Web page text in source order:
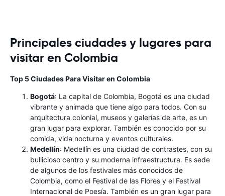
Principales ciudades y lugares para
visitar en Colombia
Top 5 Ciudades Para Visitar en Colombia
Bogotá: La capital de Colombia, Bogotá es una ciudad
vibrante y animada que tiene algo para todos. Con su
arquitectura colonial, museos y galerías de arte, es un
gran lugar para explorar. También es conocido por su
comida, vida nocturna y eventos culturales.
Medellín: Medellín es una ciudad de contrastes, con su
bullicioso centro y su moderna infraestructura. Es sede
de algunos de los festivales más conocidos de
Colombia, como el Festival de las Flores y el Festival
Internacional de Poesía. También es un gran lugar para